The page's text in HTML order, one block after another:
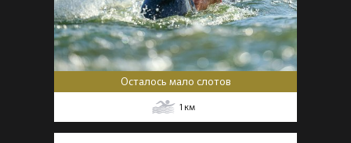
Осталось мало слотов
1 км